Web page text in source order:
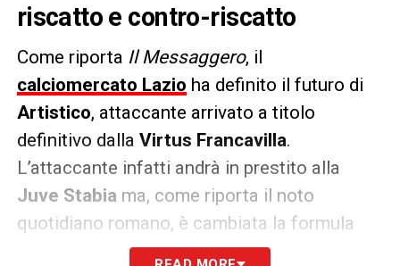
riscatto e contro-riscatto
Come riporta Il Messaggero, il
calciomercato Lazio ha definito il futuro di
Artistico, attaccante arrivato a titolo
definitivo dalla Virtus Francavilla.
L’attaccante infatti andrà in prestito alla
Juve Stabia ma, come riporta il noto
quotidiano romano, è cambiata la formula
dell’operazione.